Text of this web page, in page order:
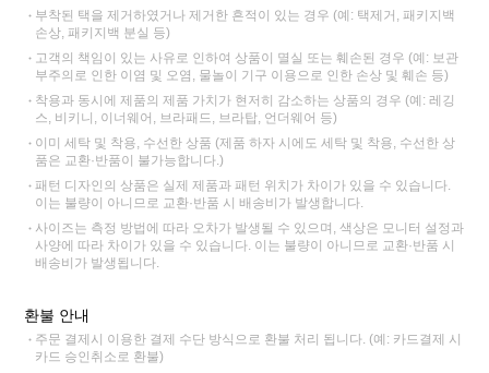
부착된 택을 제거하였거나 제거한 흔적이 있는 경우 (예: 택제거, 패키지백
손상, 패키지백 분실 등)
고객의 책임이 있는 사유로 인하여 상품이 멸실 또는 훼손된 경우 (예: 보관
부주의로 인한 이염 및 오염, 물놀이 기구 이용으로 인한 손상 및 훼손 등)
착용과 동시에 제품의 제품 가치가 현저히 감소하는 상품의 경우 (예: 레깅
스, 비키니, 이너웨어, 브라패드, 브라탑, 언더웨어 등)
이미 세탁 및 착용, 수선한 상품 (제품 하자 시에도 세탁 및 착용, 수선한 상
품은 교환·반품이 불가능합니다.)
패턴 디자인의 상품은 실제 제품과 패턴 위치가 차이가 있을 수 있습니다.
이는 불량이 아니므로 교환·반품 시 배송비가 발생합니다.
사이즈는 측정 방법에 따라 오차가 발생될 수 있으며, 색상은 모니터 설정과
사양에 따라 차이가 있을 수 있습니다. 이는 불량이 아니므로 교환·반품 시
배송비가 발생됩니다.
환불 안내
주문 결제시 이용한 결제 수단 방식으로 환불 처리 됩니다. (예: 카드결제 시
카드 승인취소로 환불)